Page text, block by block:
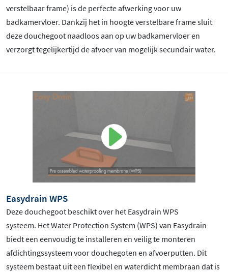
verstelbaar frame) is de perfecte afwerking voor uw
badkamervloer. Dankzij het in hoogte verstelbare frame sluit
deze douchegoot naadloos aan op uw badkamervloer en
verzorgt tegelijkertijd de afvoer van mogelijk secundair water.
Easydrain WPS
Deze douchegoot beschikt over het Easydrain WPS
systeem. Het Water Protection System (WPS) van Easydrain
biedt een eenvoudig te installeren en veilig te monteren
afdichtingssysteem voor douchegoten en afvoerputten. Dit
systeem bestaat uit een flexibel en waterdicht membraan dat is